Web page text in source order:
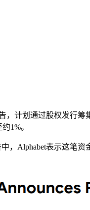
，计划通过股权发行
1%。
，Alphabet表示这笔